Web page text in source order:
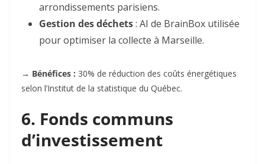
arrondissements parisiens.
Gestion des déchets: AI de BrainBox utilisée
pour optimiser la collecte à Marseille.
→ Bénéfices : 30% de réduction des coûts énergétiques
selon l’Institut de la statistique du Québec.
6. Fonds communs
d’investissement